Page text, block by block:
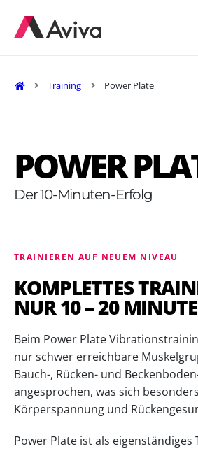
StartseiteTraining Power Plate
POWER
Der 10-Minuten-Erfolg
TRAINIEREN AUF NEUEM NIVEAU
KOMPLETTES
NUR 10 – 20
Beim Power Plate
nur schwer erreichbare
Bauch-, Rücken- und
angesprochen, was sich
Körperspannung und
Power Plate ist als eigenständiges